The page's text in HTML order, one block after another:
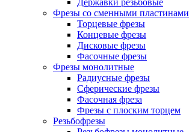
Державки резьбовые
Фрезы со сменными пластинами
Торцевые фрезы
Концевые фрезы
Дисковые фрезы
Фасочные фрезы
Фрезы монолитные
Радиусные фрезы
Сферические фрезы
Фасочная фреза
Фрезы с плоским торцем
Резьбофрезы